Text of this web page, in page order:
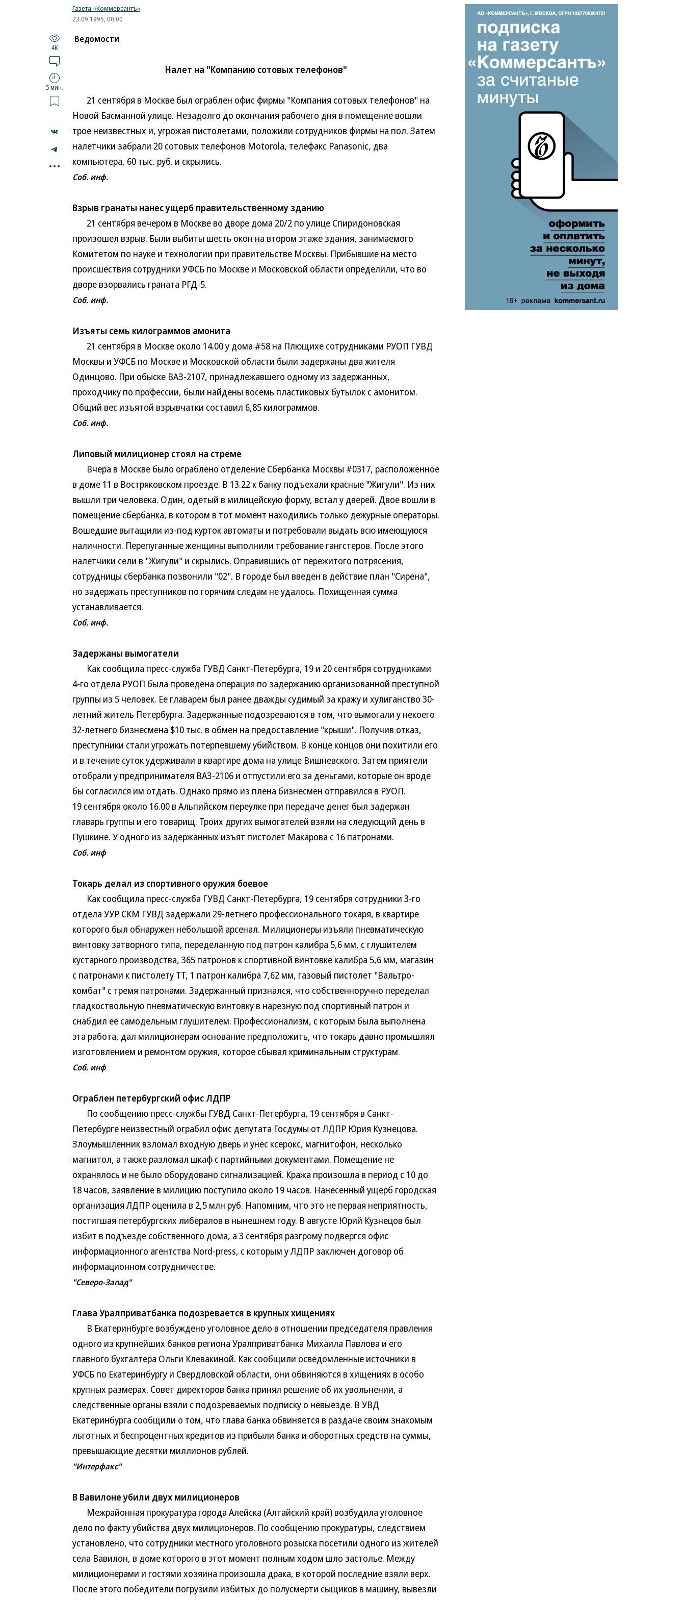
Газета «Коммерсантъ»
23.09.1995, 00:00
4K
5 мин.
...
Ведомости
Налет на "Компанию сотовых телефонов"
21 сентября в Москве был ограблен офис фирмы "Компания сотовых телефонов" на
Новой Басманной улице. Незадолго до окончания рабочего дня в помещение вошли
трое неизвестных и, угрожая пистолетами, положили сотрудников фирмы на пол. Затем
налетчики забрали 20 сотовых телефонов Motorola, телефакс Panasonic, два
компьютера, 60 тыс. руб. и скрылись.
Соб. инф.
Взрыв гранаты нанес ущерб правительственному зданию
21 сентября вечером в Москве во дворе дома 20/2 по улице Спиридоновская
произошел взрыв. Были выбиты шесть окон на втором этаже здания, занимаемого
Комитетом по науке и технологии при правительстве Москвы. Прибывшие на место
происшествия сотрудники УФСБ по Москве и Московской области определили, что во
дворе взорвались граната РГД-5.
Соб. инф.
Изъяты семь килограммов амонита
21 сентября в Москве около 14.00 у дома #58 на Плющихе сотрудниками РУОП ГУВД
Москвы и УФСБ по Москве и Московской области были задержаны два жителя
Одинцово. При обыске ВАЗ-2107, принадлежавшего одному из задержанных,
проходчику по профессии, были найдены восемь пластиковых бутылок с амонитом.
Общий вес изъятой взрывчатки составил 6,85 килограммов.
Соб. инф.
Липовый милиционер стоял на стреме
Вчера в Москве было ограблено отделение Сбербанка Москвы #0317, расположенное
в доме 11 в Востряковском проезде. В 13.22 к банку подъехали красные "Жигули". Из них
вышли три человека. Один, одетый в милицейскую форму, встал у дверей. Двое вошли в
помещение сбербанка, в котором в тот момент находились только дежурные операторы.
Вошедшие вытащили из-под курток автоматы и потребовали выдать всю имеющуюся
наличности. Перепуганные женщины выполнили требование гангстеров. После этого
налетчики сели в "Жигули" и скрылись. Оправившись от пережитого потрясения,
сотрудницы сбербанка позвонили "02". В городе был введен в действие план "Сирена",
но задержать преступников по горячим следам не удалось. Похищенная сумма
устанавливается.
Соб. инф.
Задержаны вымогатели
Как сообщила пресс-служба ГУВД Санкт-Петербурга, 19 и 20 сентября сотрудниками
4-го отдела РУОП была проведена операция по задержанию организованной преступной
группы из 5 человек. Ее главарем был ранее дважды судимый за кражу и хулиганство 30-
летний житель Петербурга. Задержанные подозреваются в том, что вымогали у некоего
32-летнего бизнесмена $10 тыс. в обмен на предоставление "крыши". Получив отказ,
преступники стали угрожать потерпевшему убийством. В конце концов они похитили его
и в течение суток удерживали в квартире дома на улице Вишневского. Затем приятели
отобрали у предпринимателя ВАЗ-2106 и отпустили его за деньгами, которые он вроде
бы согласился им отдать. Однако прямо из плена бизнесмен отправился в РУОП.
19 сентября около 16.00 в Альпийском переулке при передаче денег был задержан
главарь группы и его товарищ. Троих других вымогателей взяли на следующий день в
Пушкине. У одного из задержанных изъят пистолет Макарова с 16 патронами.
Соб. инф
Токарь делал из спортивного оружия боевое
Как сообщила пресс-служба ГУВД Санкт-Петербурга, 19 сентября сотрудники 3-го
отдела УУР СКМ ГУВД задержали 29-летнего профессионального токаря, в квартире
которого был обнаружен небольшой арсенал. Милиционеры изъяли пневматическую
винтовку затворного типа, переделанную под патрон калибра 5,6 мм, с глушителем
кустарного производства, 365 патронов к спортивной винтовке калибра 5,6 мм, магазин
с патронами к пистолету ТТ, 1 патрон калибра 7,62 мм, газовый пистолет "Вальтро-
комбат" с тремя патронами. Задержанный признался, что собственноручно переделал
гладкоствольную пневматическую винтовку в нарезную под спортивный патрон и
снабдил ее самодельным глушителем. Профессионализм, с которым была выполнена
эта работа, дал милиционерам основание предположить, что токарь давно промышлял
изготовлением и ремонтом оружия, которое сбывал криминальным структурам.
Соб. инф
Ограблен петербургский офис ЛДПР
По сообщению пресс-службы ГУВД Санкт-Петербурга, 19 сентября в Санкт-
Петербурге неизвестный ограбил офис депутата Госдумы от ЛДПР Юрия Кузнецова.
Злоумышленник взломал входную дверь и унес ксерокс, магнитофон, несколько
магнитол, а также разломал шкаф с партийными документами. Помещение не
охранялось и не было оборудовано сигнализацией. Кража произошла в период с 10 до
18 часов, заявление в милицию поступило около 19 часов. Нанесенный ущерб городская
организация ЛДПР оценила в 2,5 млн руб. Напомним, что это не первая неприятность,
постигшая петербургских либералов в нынешнем году. В августе Юрий Кузнецов был
избит в подъезде собственного дома, а 3 сентября разгрому подвергся офис
информационного агентства Nord-press, с которым у ЛДПР заключен договор об
информационном сотрудничестве.
"Северо-Запад"
Глава Уралприватбанка подозревается в крупных хищениях
В Екатеринбурге возбуждено уголовное дело в отношении председателя правления
одного из крупнейших банков региона Уралприватбанка Михаила Павлова и его
главного бухгалтера Ольги Клевакиной. Как сообщили осведомленные источники в
УФСБ по Екатеринбургу и Свердловской области, они обвиняются в хищениях в особо
крупных размерах. Совет директоров банка принял решение об их увольнении, а
следственные органы взяли с подозреваемых подписку о невыезде. В УВД
Екатеринбурга сообщили о том, что глава банка обвиняется в раздаче своим знакомым
льготных и беспроцентных кредитов из прибыли банка и оборотных средств на суммы,
превышающие десятки миллионов рублей.
"Интерфакс"
В Вавилоне убили двух милиционеров
Межрайонная прокуратура города Алейска (Алтайский край) возбудила уголовное
дело по факту убийства двух милиционеров. По сообщению прокуратуры, следствием
установлено, что сотрудники местного уголовного розыска посетили одного из жителей
села Вавилон, в доме которого в этот момент полным ходом шло застолье. Между
милиционерами и гостями хозяина произошла драка, в которой последние взяли верх.
После этого победители погрузили избитых до полусмерти сыщиков в машину, вывезли